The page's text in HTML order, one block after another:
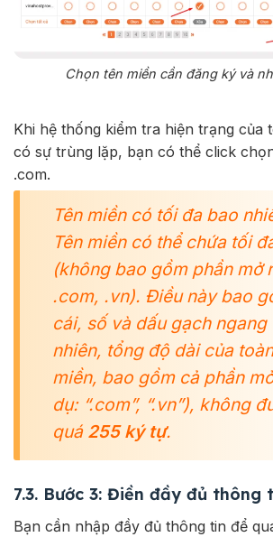
Chọn tên miền cần đăng ký và
Khi hệ thống kiểm tra hiện trạng của
có sự trùng lặp, bạn có thể click
.com.
Tên miền có tối đa bao
Tên miền có thể chứa tối
(không bao gồm phần mở
.com, .vn). Điều này bao
cái, số và dấu gạch ngang
nhiên, tổng độ dài của
miền, bao gồm cả phần
dụ: “.com”, “.vn”), không
quá 255 ký tự.
7.3. Bước 3: Điền đầy đủ thông
Bạn cần nhập đầy đủ thông tin để